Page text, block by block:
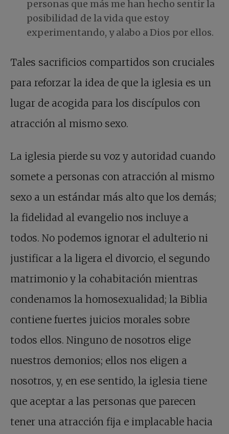
personas que más me han hecho sentir la
posibilidad de la vida que estoy
experimentando, y alabo a Dios por ellos.
Tales sacrificios compartidos son cruciales
para reforzar la idea de que la iglesia es un
lugar de acogida para los discípulos con
atracción al mismo sexo.
La iglesia pierde su voz y autoridad cuando
somete a personas con atracción al mismo
sexo a un estándar más alto que los demás;
la fidelidad al evangelio nos incluye a
todos. No podemos ignorar el adulterio ni
justificar a la ligera el divorcio, el segundo
matrimonio y la cohabitación mientras
condenamos la homosexualidad; la Biblia
contiene fuertes juicios morales sobre
todos ellos. Ninguno de nosotros elige
nuestros demonios; ellos nos eligen a
nosotros, y, en ese sentido, la iglesia tiene
que aceptar a las personas que parecen
tener una atracción fija e implacable hacia